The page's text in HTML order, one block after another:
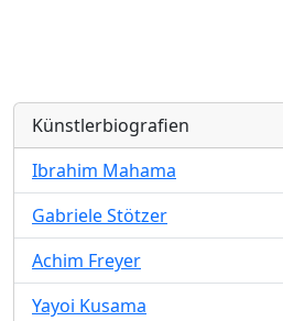
Künstlerbiografien
Ibrahim Mahama
Gabriele Stötzer
Achim Freyer
Yayoi Kusama